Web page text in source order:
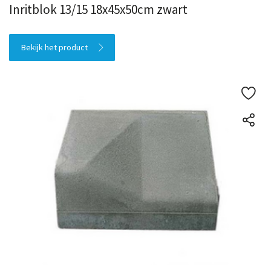
Inritblok 13/15 18x45x50cm zwart
Bekijk het product